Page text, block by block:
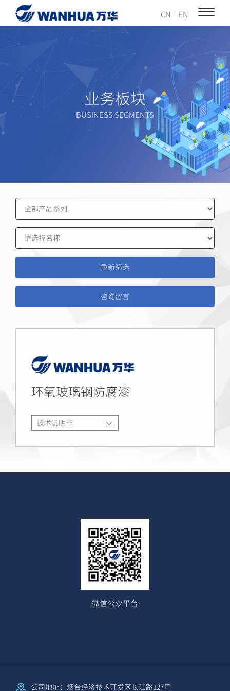
CN EN
业务板块
BUSINESS SEGMENTS
咨询留言
环氧玻璃钢防腐漆
技术说明书
微信公众平台
公司地址：烟台经济技术开发区长江路127号